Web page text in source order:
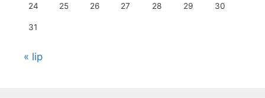
24 25 26 27 28 29 30
31
« lip